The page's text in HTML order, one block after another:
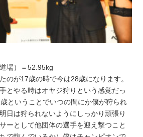
場）＝52.95kg
のが17歳の時で今は28歳になります。
とやる時はオヤジ狩りという感覚だっ
ということでいつの間にか僕が狩られ
日は狩られないようにしっかり頑張り
ーとして他団体の選手を迎え撃つこと